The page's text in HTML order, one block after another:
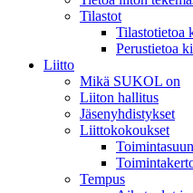
Tilastot
Tilastotietoa
Perustietoa
Liitto
Mikä SUKOL on
Liiton hallitus
Jäsenyhdistykset
Liittokokoukset
Tempus